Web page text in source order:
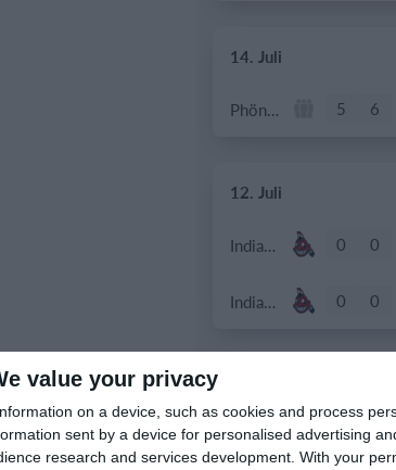
value your privacy
on a device, such as cookies and process
sent by a device for personalised advertising
research and services development. With your
14. Juli
Phönix Neuhart 5 6
12. Juli
Indians Juniors U16 0 0
Indians Juniors U16 0 0
Indians 0 0